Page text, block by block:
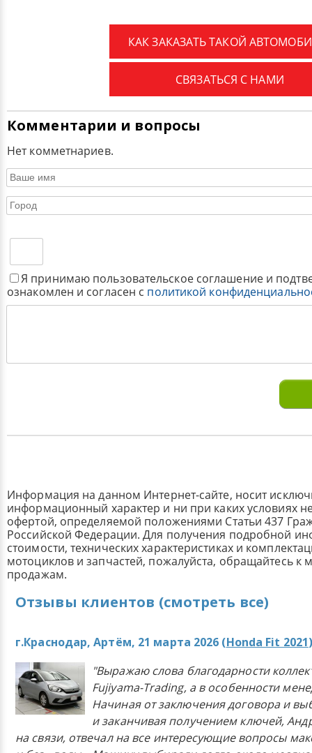
КАК ЗАКАЗАТЬ ТАКОЙ
СВЯЗАТЬСЯ С НАМИ
Комментарии и вопросы
Нет комметнариев.
Я принимаю пользовательское соглашение и
ознакомлен и согласен с политикой
Информация на данном Интернет-сайте, носит
информационный характер и ни при каких условиях
офертой, определяемой положениями Статьи 437
Российской Федерации. Для получения подробной
стоимости, технических характеристиках и
мотоциклов и запчастей, пожалуйста, обращайтесь к
продажам.
Отзывы клиентов (смотреть все)
г.Краснодар, Артём, 21 марта 2026 (Honda Fit 2021
"Выражаю слова благодарности
Fujiyama-Trading, а в особенности
Начиная от заключения договора и
и заканчивая получением ключей,
на связи, отвечал на все интересующие вопросы